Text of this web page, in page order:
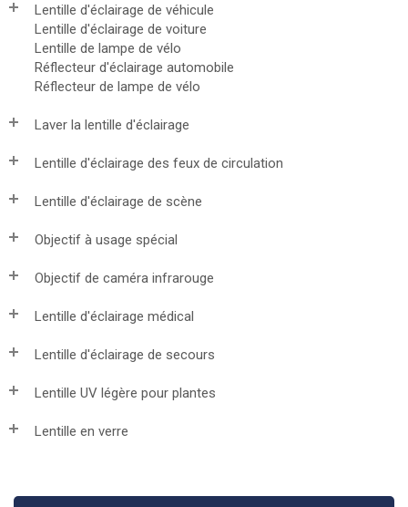
Lentille d'éclairage de véhicule
Lentille d'éclairage de voiture
Lentille de lampe de vélo
Réflecteur d'éclairage automobile
Réflecteur de lampe de vélo
Laver la lentille d'éclairage
Lentille d'éclairage des feux de circulation
Lentille d'éclairage de scène
Objectif à usage spécial
Objectif de caméra infrarouge
Lentille d'éclairage médical
Lentille d'éclairage de secours
Lentille UV légère pour plantes
Lentille en verre